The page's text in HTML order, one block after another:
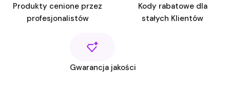
Produkty cenione przez
profesjonalistów
Kody rabatowe dla
stałych Klientów
Gwarancja jakości